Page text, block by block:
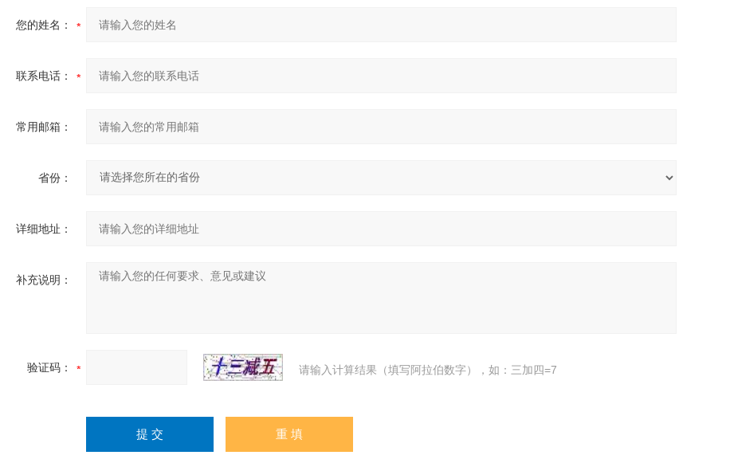
您的姓名：
联系电话：
常用邮箱：
省份：
详细地址：
补充说明：
验证码： 请输入计算结果（填写阿拉伯数字），如：三加四=7